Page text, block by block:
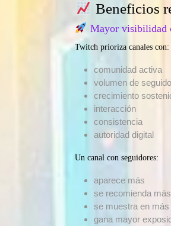
Beneficios
Mayor visibilidad
Twitch prioriza canales con:
comunidad activa
volumen de
crecimiento
interacción
consistencia
autoridad digital
Un canal con seguidores:
aparece más
se recomienda más
se muestra en
gana mayor